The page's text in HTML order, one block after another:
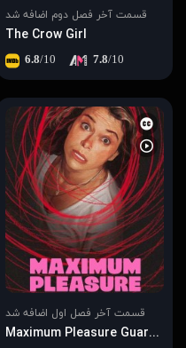
قسمت آخر فصل دوم اضافه شد
The Crow Girl
6.8/10 7.8/10
قسمت آخر فصل اول اضافه شد
Maximum Pleasure Guaranteed